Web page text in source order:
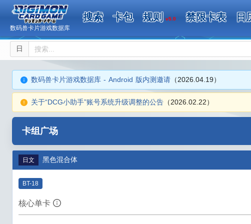
数码兽卡片游戏数据库
搜索 卡包 规则 v5.0 禁限卡表 日
日
数码兽卡片游戏数据库 - Android 版内测邀请 （2026.04.19）
关于“DCG小助手”账号系统升级调整的公告 （2026.02.22）
卡组广场
日文 黑色混合体
BT-18
核心单卡